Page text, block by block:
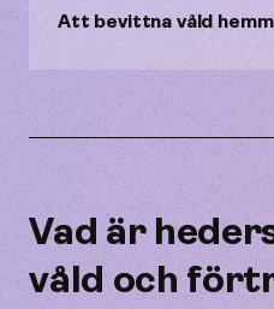
Att bevittna våld
Vad är
våld och